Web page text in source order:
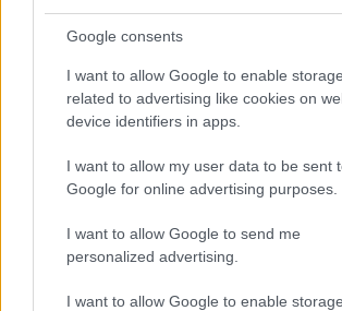
Google consents
I want to allow Google to enable storage
related to advertising like cookies on
device identifiers in apps.
I want to allow my user data to be sent
Google for online advertising purposes.
I want to allow Google to send me
personalized advertising.
I want to allow Google to enable storage